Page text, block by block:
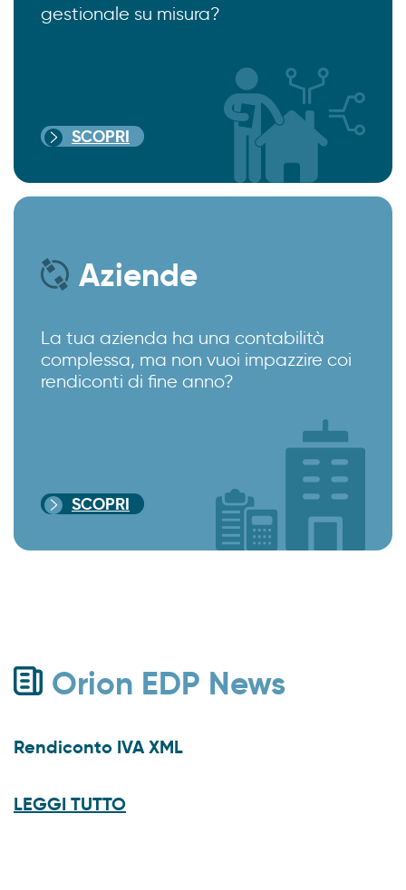
gestionale su misura?
SCOPRI
Aziende
La tua azienda ha una contabilità
complessa, ma non vuoi impazzire coi
rendiconti di fine anno?
SCOPRI
Orion EDP News
Rendiconto IVA XML
LEGGI TUTTO